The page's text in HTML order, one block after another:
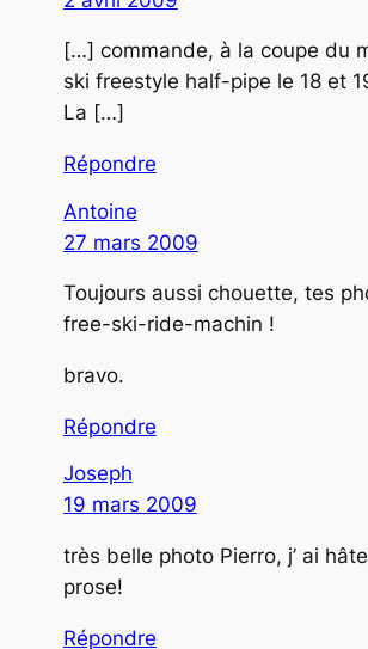
[…] commande, à la coupe du
ski freestyle half-pipe le 18 et
La […]
Répondre
Antoine
27 mars 2009
Toujours aussi chouette, tes
free-ski-ride-machin !
bravo.
Répondre
Joseph
19 mars 2009
très belle photo Pierro, j’ ai
prose!
Répondre